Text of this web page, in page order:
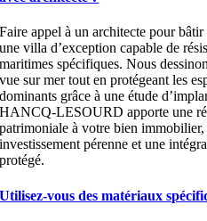
Faire appel à un architecte pour
une villa d’exception capable de
maritimes spécifiques. Nous
vue sur mer tout en protégeant les
dominants grâce à une étude
HANCQ-LESOURD apporte une
patrimoniale à votre bien immobilier,
investissement pérenne et une
protégé.
Utilisez-vous des matériaux